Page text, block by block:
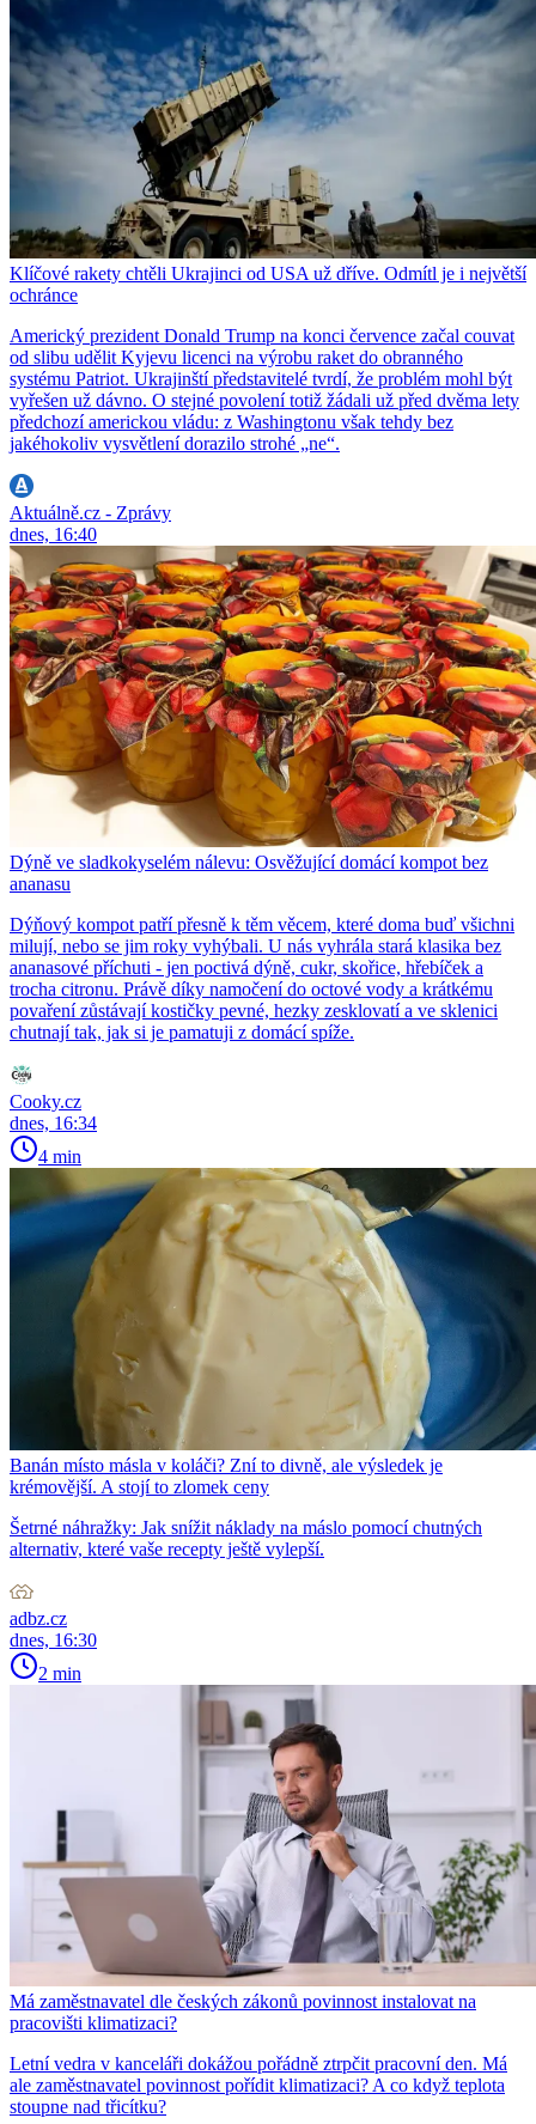
Klíčové rakety chtěli Ukrajinci od USA už dříve. Odmítl je i největší
ochránce
Americký prezident Donald Trump na konci července začal couvat
od slibu udělit Kyjevu licenci na výrobu raket do obranného
systému Patriot. Ukrajinští představitelé tvrdí, že problém mohl být
vyřešen už dávno. O stejné povolení totiž žádali už před dvěma lety
předchozí americkou vládu: z Washingtonu však tehdy bez
jakéhokoliv vysvětlení dorazilo strohé „ne“.
Aktuálně.cz - Zprávy
dnes, 16:40
Dýně ve sladkokyselém nálevu: Osvěžující domácí kompot bez
ananasu
Dýňový kompot patří přesně k těm věcem, které doma buď všichni
milují, nebo se jim roky vyhýbali. U nás vyhrála stará klasika bez
ananasové příchuti - jen poctivá dýně, cukr, skořice, hřebíček a
trocha citronu. Právě díky namočení do octové vody a krátkému
povaření zůstávají kostičky pevné, hezky zesklovatí a ve sklenici
chutnají tak, jak si je pamatuji z domácí spíže.
Cooky.cz
dnes, 16:34
4 min
Banán místo másla v koláči? Zní to divně, ale výsledek je
krémovější. A stojí to zlomek ceny
Šetrné náhražky: Jak snížit náklady na máslo pomocí chutných
alternativ, které vaše recepty ještě vylepší.
adbz.cz
dnes, 16:30
2 min
Má zaměstnavatel dle českých zákonů povinnost instalovat na
pracovišti klimatizaci?
Letní vedra v kanceláři dokážou pořádně ztrpčit pracovní den. Má
ale zaměstnavatel povinnost pořídit klimatizaci? A co když teplota
stoupne nad třicítku?